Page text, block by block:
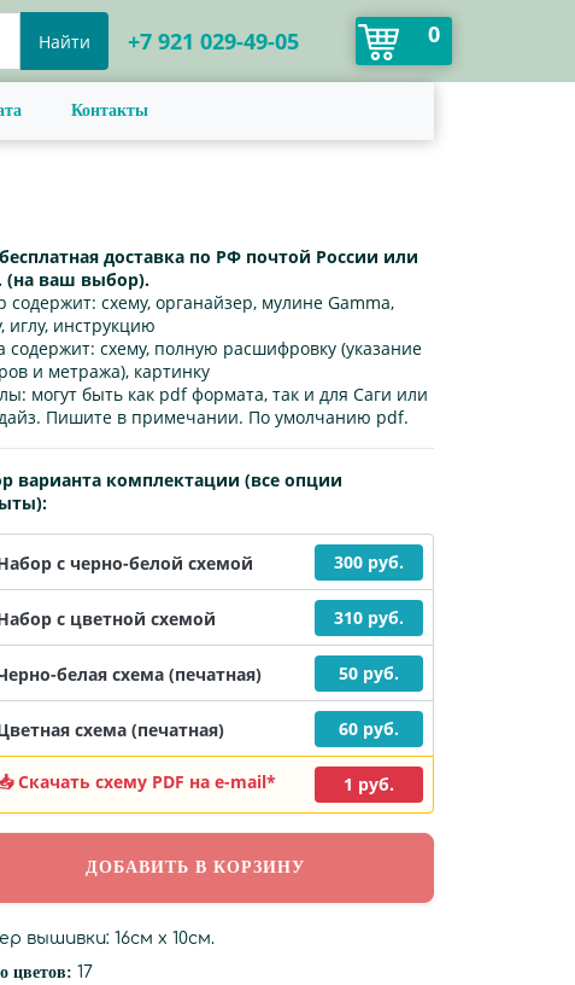
+7 921 029-49-05 0
Найти
Контакты
доставка по РФ почтой России или
(на ваш выбор).
содержит: схему, органайзер, мулине Gamma,
иглу, инструкцию
содержит: схему, полную расшифровку (указание
и метража), картинку
могут быть как pdf формата, так и для Саги или
Пишите в примечании. По умолчанию pdf.
варианта комплектации (все опции
с черно-белой схемой 300 руб.
с цветной схемой 310 руб.
белая схема (печатная) 50 руб.
схема (печатная) 60 руб.
Скачать схему PDF на e-mail* 1 руб.
вышивки: 16см х 10см.
цветов: 17